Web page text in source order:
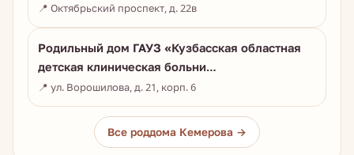
📍 Октябрьский проспект, д. 22в
Родильный дом ГАУЗ «Кузбасская областная
детская клиническая больни…
📍 ул. Ворошилова, д. 21, корп. 6
Все роддома Кемерова →